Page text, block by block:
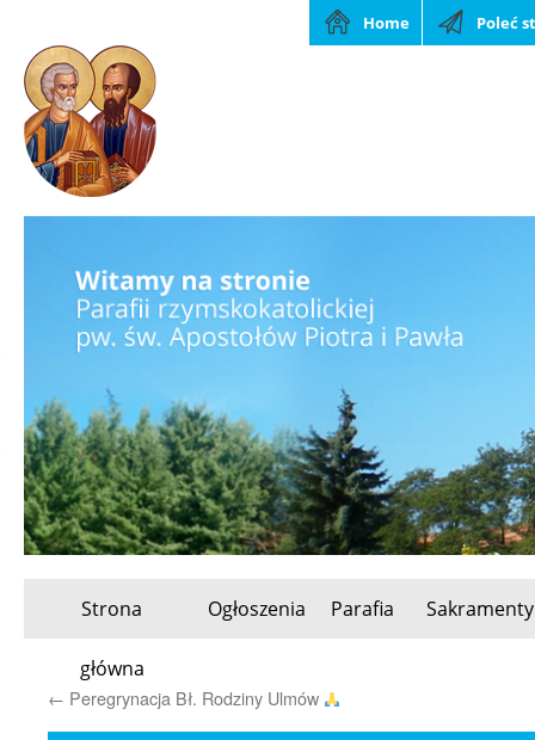
Poleć
Home
Przeskocz
treści
Strona
główna
Ogłoszenia Parafia Sakramenty
← Peregrynacja Bł. Rodziny Ulmów